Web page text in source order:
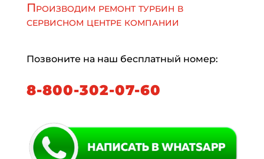
Производим ремонт турбин в
сервисном центре компании
Позвоните на наш бесплатный номер:
8-800-302-07-60